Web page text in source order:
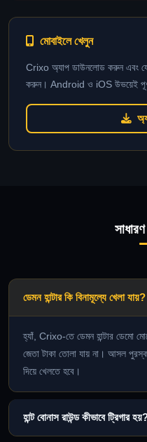
মোবাইলে খেলুন
Crixo অ্যাপ ডাউনলোড করুন এবং
করুন। Android ও iOS উভয়েই পূর্ণ
সাধারণ
ডেমন হান্টার কি বিনামূল্যে খেলা যায়?
হ্যাঁ, Crixo-তে ডেমন হান্টার ডেমো
জেতা টাকা তোলা যায় না। আসল
দিয়ে খেলতে হবে।
হান্ট বোনাস রাউন্ড কীভাবে ট্রিগার